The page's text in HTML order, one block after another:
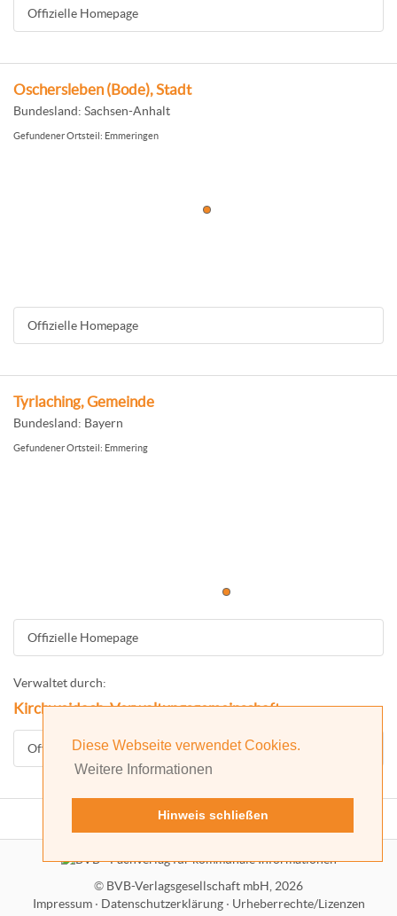
Diese Webseite verwendet Cookies.
Weitere Informationen
Hinweis schließen
Offizielle Homepage
Oschersleben (Bode), Stadt
Bundesland: Sachsen-Anhalt
Gefundener Ortsteil: Emmeringen
Offizielle Homepage
Tyrlaching, Gemeinde
Bundesland: Bayern
Gefundener Ortsteil: Emmering
Offizielle Homepage
Verwaltet durch:
Kirchweidach, Verwaltungsgemeinschaft
Offizielle Homepage
© BVB-Verlagsgesellschaft mbH, 2026
Impressum· Datenschutzerklärung· Urheberrechte/Lizenzen